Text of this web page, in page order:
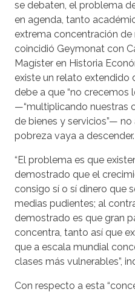
se debaten, el problema
en agenda, tanto
extrema concentración de
coincidió Geymonat con
Magíster en Historia
existe un relato extendido
debe a que “no crecemos
—“multiplicando nuestras
de bienes y servicios”—
pobreza vaya a descender.
“El problema es que
demostrado que el
consigo sí o sí dinero que
medias pudientes; al
demostrado es que gran
concentra, tanto así que
que a escala mundial
clases más vulnerables”,
Con respecto a esta